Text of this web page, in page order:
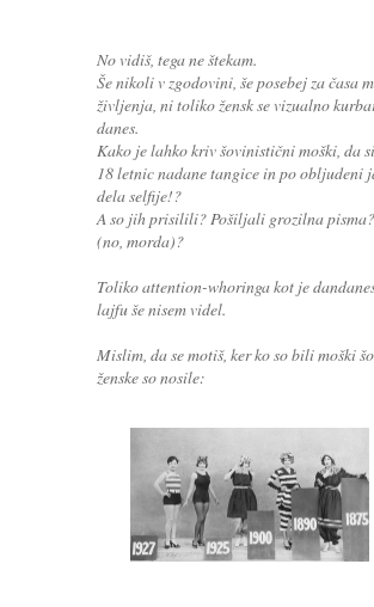
No vidiš, tega ne štekam.
Še nikoli v zgodovini, še posebej za časa
življenja, ni toliko žensk se vizualno
danes.
Kako je lahko kriv šovinistični moški, da
18 letnic nadane tangice in po obljudeni
dela selfije!?
A so jih prisilili? Pošiljali grozilna
(no, morda)?
Toliko attention-whoringa kot je
lajfu še nisem videl.
Mislim, da se motiš, ker ko so bili moški
ženske so nosile: